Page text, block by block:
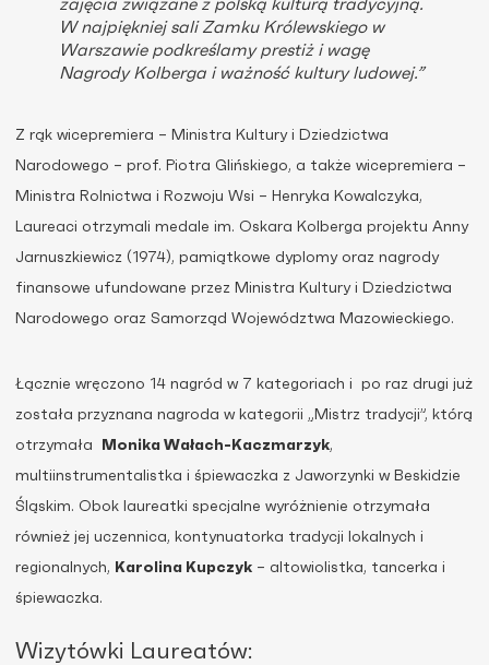
zajęcia związane z polską kulturą tradycyjną.
W najpiękniej sali Zamku Królewskiego w
Warszawie podkreślamy prestiż i wagę
Nagrody Kolberga i ważność kultury ludowej.”
Z rąk wicepremiera – Ministra Kultury i Dziedzictwa
Narodowego – prof. Piotra Glińskiego, a także wicepremiera –
Ministra Rolnictwa i Rozwoju Wsi – Henryka Kowalczyka,
Laureaci otrzymali medale im. Oskara Kolberga projektu Anny
Jarnuszkiewicz (1974), pamiątkowe dyplomy oraz nagrody
finansowe ufundowane przez Ministra Kultury i Dziedzictwa
Narodowego oraz Samorząd Województwa Mazowieckiego.
Łącznie wręczono 14 nagród w 7 kategoriach i po raz drugi już
została przyznana nagroda w kategorii „Mistrz tradycji”, którą
otrzymała
Monika Wałach-Kaczmarzyk,
multiinstrumentalistka i śpiewaczka z Jaworzynki w Beskidzie
Śląskim. Obok laureatki specjalne wyróżnienie otrzymała
również jej uczennica, kontynuatorka tradycji lokalnych i
regionalnych, Karolina Kupczyk – altowiolistka, tancerka i
śpiewaczka.
Wizytówki Laureatów: